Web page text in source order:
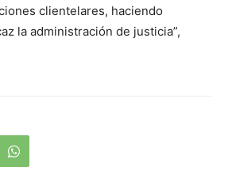
clientelares, haciendo
la administración de justicia”,